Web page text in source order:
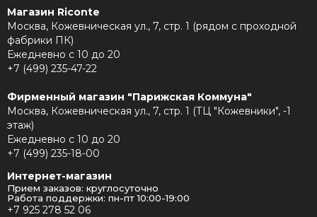
Магазин Riconte
Москва, Кожевническая ул., 7, стр. 1 (рядом с проходной
фабрики ПК)
Ежедневно с 10 до 20
+7 (499) 235-47-22
Фирменный магазин "Парижская Коммуна"
Москва, Кожевническая ул., 7, стр. 1 (ТЦ "Кожевники", -1
этаж)
Ежедневно с 10 до 20
+7 (499) 235-18-00
Интернет-магазин
Прием заказов: круглосуточно
Работа поддержки: пн-пт 10:00-19:00
+7 925 278 52 06